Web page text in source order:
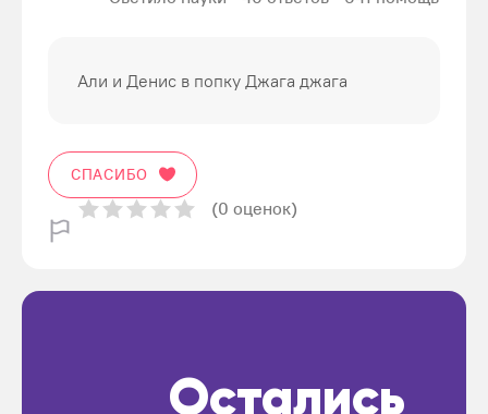
Али и Денис в попку Джага джага
СПАСИБО
(0 оценок)
Остались